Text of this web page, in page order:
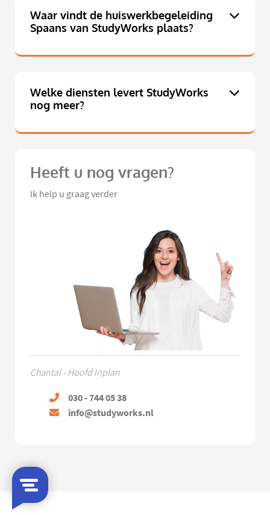
Waar vindt de huiswerkbegeleiding
Spaans van StudyWorks plaats?
Welke diensten levert StudyWorks
nog meer?
Heeft u nog vragen?
Ik help u graag verder
Chantal - Hoofd Inplan
030 - 744 05 38
info@studyworks.nl